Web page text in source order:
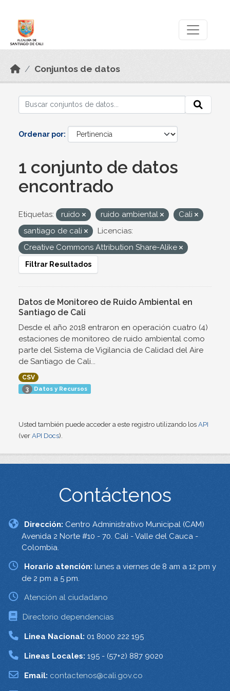
Conjuntos de datos
Ordenar por
1 conjunto de datos
encontrado
Etiquetas: ruido ruido ambiental
Cali
santiago de cali
Licencias:
Creative Commons Attribution Share-Alike
Filtrar Resultados
Datos de Monitoreo de Ruido Ambiental en
Santiago de Cali
Desde el año 2018 entraron en operación cuatro (4)
estaciones de monitoreo de ruido ambiental como
parte del Sistema de Vigilancia de Calidad del Aire
de Santiago de Cali...
CSV
3 Datos y Recursos
Usted también puede acceder a este registro utilizando los API
(ver API Docs).
Contáctenos
Dirección: Centro Administrativo Municipal (CAM)
Avenida 2 Norte #10 - 70. Cali - Valle del Cauca -
Colombia.
Horario atención: lunes a viernes de 8 am a 12 pm y
de 2 pm a 5 pm.
Atención al ciudadano
Directorio dependencias
Linea Nacional: 01 8000 222 195
Lineas Locales: 195 - (57+2) 887 9020
Email: contactenos@cali.gov.co